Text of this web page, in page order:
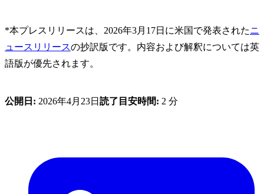
*本プレスリリースは、2026年3月17日に米国で発表されたニ
ュースリリースの抄訳版です。内容および解釈については英
語版が優先されます。
公開日: 2026年4月23日 読了目安時間: 2 分